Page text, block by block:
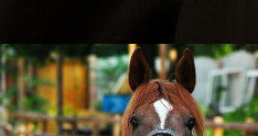
STÁJ A OHRADA